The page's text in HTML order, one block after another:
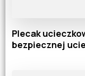
Plecak
bezpiecznej